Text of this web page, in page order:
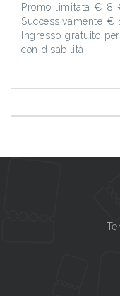
Promo limitata € 8
Successivamente €
Ingresso gratuito
con disabilità